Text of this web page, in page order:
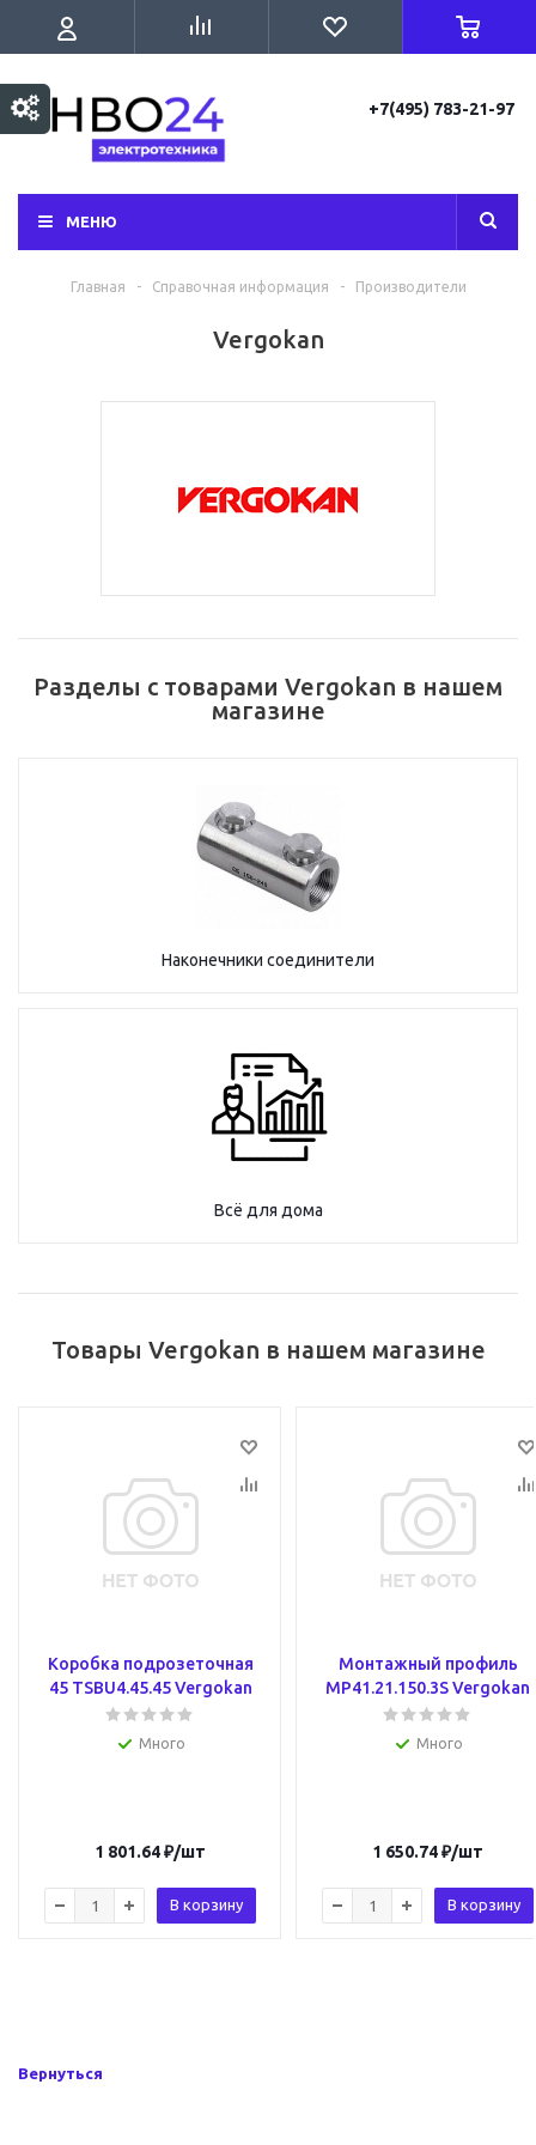
+7(495) 783-21-97
МЕНЮ
Главная - Справочная информация - Производители
Vergokan
Разделы с товарами Vergokan в нашем
магазине
Наконечники соединители
Всё для дома
Товары Vergokan в нашем магазине
Коробка подрозеточная
45 TSBU4.45.45 Vergokan
Много
1 801.64₽/шт
В корзину
Монтажный профиль
MP41.21.150.3S Vergokan
Много
1 650.74₽/шт
В корзину
Вернуться